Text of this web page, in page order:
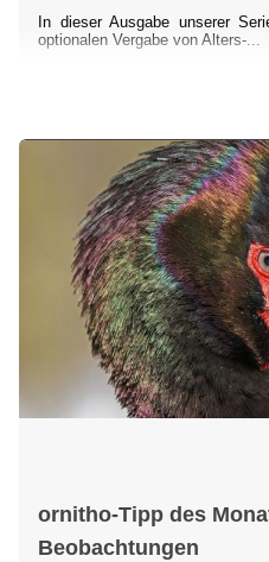
In dieser Ausgabe unserer
optionalen Vergabe von Alters-...
ornitho-Tipp des
Beobachtungen